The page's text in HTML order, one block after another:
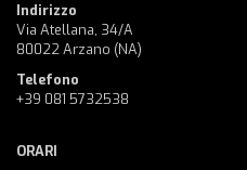
Indirizzo
Via Atellana, 34/A
80022 Arzano (NA)
Telefono
+39 081 5732538
ORARI